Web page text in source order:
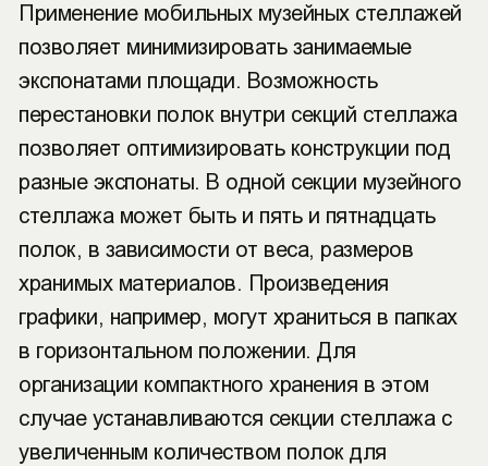
Применение мобильных музейных стеллажей
позволяет минимизировать занимаемые
экспонатами площади. Возможность
перестановки полок внутри секций стеллажа
позволяет оптимизировать конструкции под
разные экспонаты. В одной секции музейного
стеллажа может быть и пять и пятнадцать
полок, в зависимости от веса, размеров
хранимых материалов. Произведения
графики, например, могут храниться в папках
в горизонтальном положении. Для
организации компактного хранения в этом
случае устанавливаются секции стеллажа с
увеличенным количеством полок для